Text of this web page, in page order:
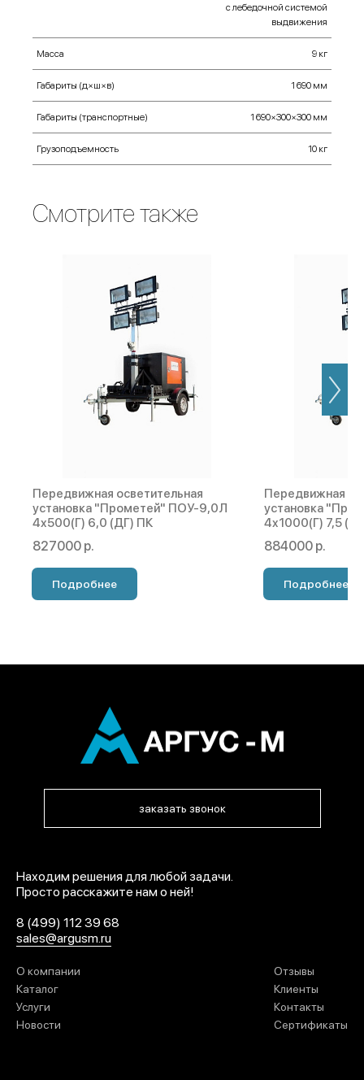
с лебедочной системой
выдвижения
Масса 9 кг
Габариты (д×ш×в) 1 690 мм
Габариты (транспортные) 1 690×300×300 мм
Грузоподъемность 10 кг
Смотрите также
Передвижная осветительная
установка "Прометей" ПОУ-9,0Л
4х500(Г) 6,0 (ДГ) ПК
827000 р.
Подробнее
Передвижная
установка
4х1000(Г) 7,5
884000 р.
Подробнее
заказать звонок
Находим решения для любой задачи.
Просто расскажите нам о ней!
8 (499) 112 39 68
sales@argusm.ru
О компании
Каталог
Услуги
Новости
Отзывы
Клиенты
Контакты
Сертификаты